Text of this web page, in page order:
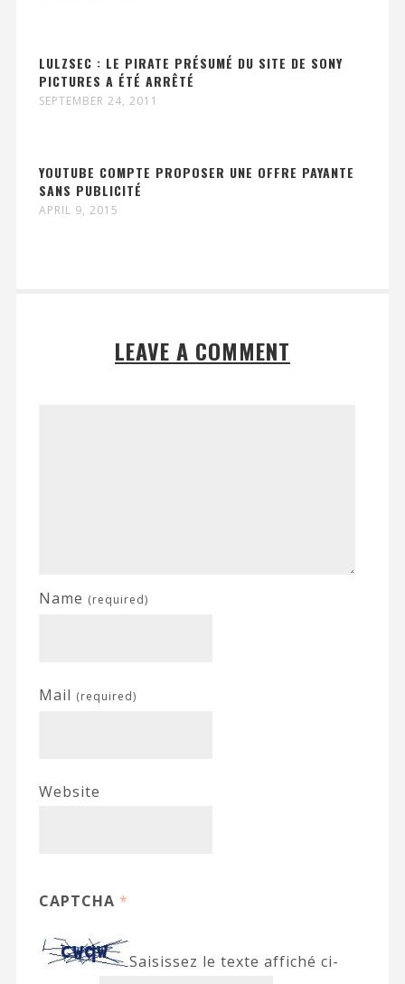
LULZSEC : LE PIRATE PRÉSUMÉ DU SITE DE SONY
PICTURES A ÉTÉ ARRÊTÉ
SEPTEMBER 24, 2011
YOUTUBE COMPTE PROPOSER UNE OFFRE PAYANTE
SANS PUBLICITÉ
APRIL 9, 2015
LEAVE A COMMENT
Name (required)
Mail (required)
Website
CAPTCHA *
Saisissez le texte affiché ci-